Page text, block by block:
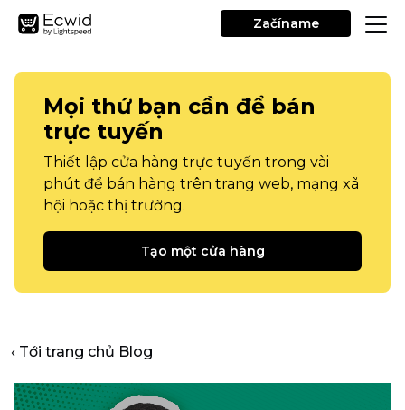
Začíname
Mọi thứ bạn cần để bán
trực tuyến
Thiết lập cửa hàng trực tuyến trong vài
phút để bán hàng trên trang web, mạng xã
hội hoặc thị trường.
Tạo một cửa hàng
‹ Tới trang chủ Blog